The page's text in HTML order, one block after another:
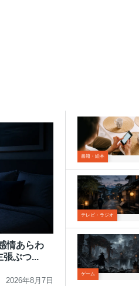
情あらわ
ぶつ...
2026年8月7日
書籍・絵本
テレビ・ラジオ
ゲーム